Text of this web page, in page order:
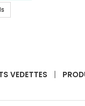
pour cuvettes
VEDETTES